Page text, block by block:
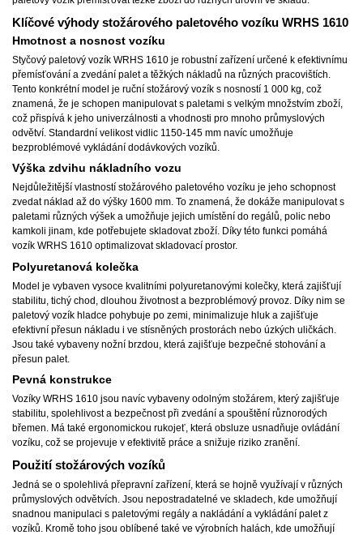
Klíčové výhody stožárového paletového vozíku WRHS 1610
Hmotnost a nosnost vozíku
Styčový paletový vozík WRHS 1610 je robustní zařízení určené k efektivnímu
přemísťování a zvedání palet a těžkých nákladů na různých pracovištích.
Tento konkrétní model je ruční stožárový vozík s nosností 1 000 kg, což
znamená, že je schopen manipulovat s paletami s velkým množstvím zboží,
což přispívá k jeho univerzálnosti a vhodnosti pro mnoho průmyslových
odvětví. Standardní velikost vidlic 1150-145 mm navíc umožňuje
bezproblémové vykládání dodávkových vozíků.
Výška zdvihu nákladního vozu
Nejdůležitější vlastností stožárového paletového vozíku je jeho schopnost
zvedat náklad až do výšky 1600 mm. To znamená, že dokáže manipulovat s
paletami různých výšek a umožňuje jejich umístění do regálů, polic nebo
kamkoli jinam, kde potřebujete skladovat zboží. Díky této funkci pomáhá
vozík WRHS 1610 optimalizovat skladovací prostor.
Polyuretanová kolečka
Model je vybaven vysoce kvalitními polyuretanovými kolečky, která zajišťují
stabilitu, tichý chod, dlouhou životnost a bezproblémový provoz. Díky nim se
paletový vozík hladce pohybuje po zemi, minimalizuje hluk a zajišťuje
efektivní přesun nákladu i ve stísněných prostorách nebo úzkých uličkách.
Jsou také vybaveny nožní brzdou, která zajišťuje bezpečné stohování a
přesun palet.
Pevná konstrukce
Vozíky WRHS 1610 jsou navíc vybaveny odolným stožárem, který zajišťuje
stabilitu, spolehlivost a bezpečnost při zvedání a spouštění různorodých
břemen. Má také ergonomickou rukojeť, která obsluze usnadňuje ovládání
vozíku, což se projevuje v efektivitě práce a snižuje riziko zranění.
Použití stožárových vozíků
Jedná se o spolehlivá přepravní zařízení, která se hojně využívají v různých
průmyslových odvětvích. Jsou nepostradatelné ve skladech, kde umožňují
snadnou manipulaci s paletovými regály a nakládání a vykládání palet z
vozíků. Kromě toho jsou oblíbené také ve výrobních halách, kde umožňují